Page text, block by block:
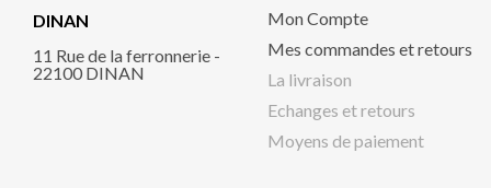
DINAN
11 Rue de la ferronnerie -
22100 DINAN
Mon Compte
Mes commandes et retours
La livraison
Echanges et retours
Moyens de paiement